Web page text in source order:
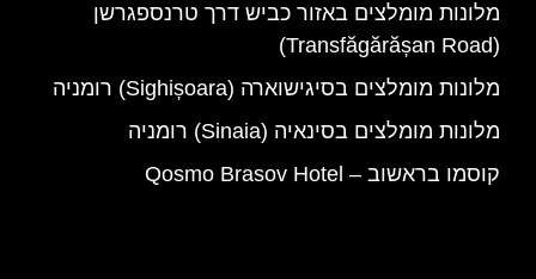
מלונות מומלצים באזור כביש דרך טרנספגרשן
(Transfăgărășan Road)
מלונות מומלצים בסיגישוארה (Sighișoara) רומניה
מלונות מומלצים בסינאיה (Sinaia) רומניה
קוסמו בראשוב – Qosmo Brasov Hotel